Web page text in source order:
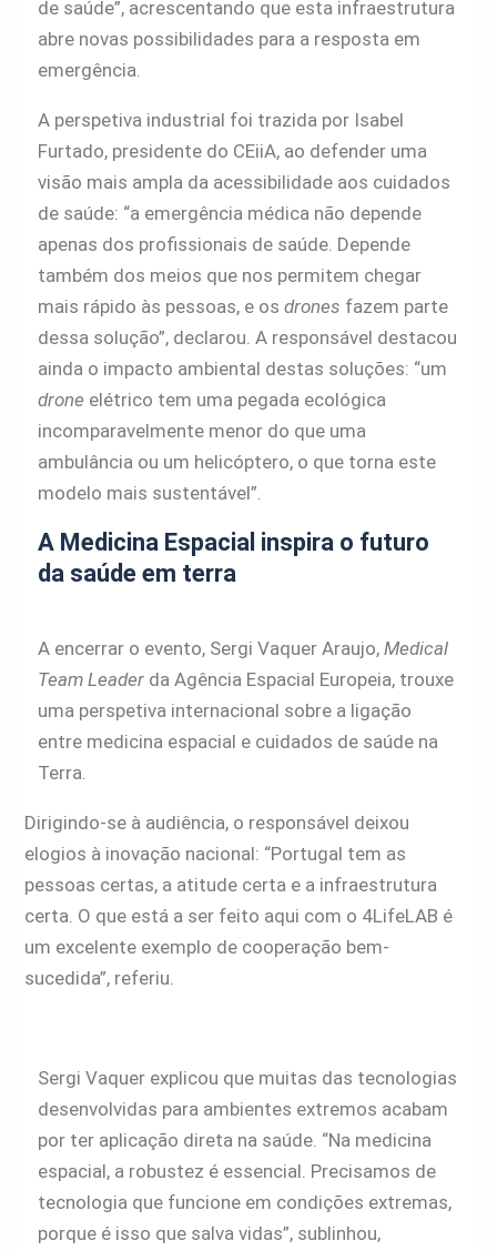
de saúde”, acrescentando que esta infraestrutura
abre novas possibilidades para a resposta em
emergência.
A perspetiva industrial foi trazida por Isabel
Furtado, presidente do CEiiA, ao defender uma
visão mais ampla da acessibilidade aos cuidados
de saúde: “a emergência médica não depende
apenas dos profissionais de saúde. Depende
também dos meios que nos permitem chegar
mais rápido às pessoas, e osdrones fazem parte
dessa solução”, declarou. A responsável destacou
ainda o impacto ambiental destas soluções: “um
drone elétrico tem uma pegada ecológica
incomparavelmente menor do que uma
ambulância ou um helicóptero, o que torna este
modelo mais sustentável”.
A Medicina Espacial inspira o futuro
da saúde em terra
A encerrar o evento, Sergi Vaquer Araujo,Medical
Team Leader da Agência Espacial Europeia, trouxe
uma perspetiva internacional sobre a ligação
entre medicina espacial e cuidados de saúde na
Terra.
Dirigindo-se à audiência, o responsável deixou
elogios à inovação nacional: “Portugal tem as
pessoas certas, a atitude certa e a infraestrutura
certa. O que está a ser feito aqui com o 4LifeLAB é
um excelente exemplo de cooperação bem-
sucedida”, referiu.
Sergi Vaquer explicou que muitas das tecnologias
desenvolvidas para ambientes extremos acabam
por ter aplicação direta na saúde. “Na medicina
espacial, a robustez é essencial. Precisamos de
tecnologia que funcione em condições extremas,
porque é isso que salva vidas”, sublinhou,